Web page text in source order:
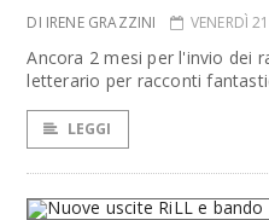
DI IRENE GRAZZINI VENERDÌ
Ancora 2 mesi per l'invio dei
letterario per racconti
LEGGI